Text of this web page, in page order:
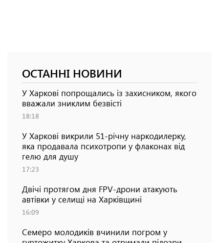
ОСТАННІ НОВИНИ
У Харкові попрощались із захисником, якого
вважали зниклим безвісті
18:18
У Харкові викрили 51-річну наркодилерку,
яка продавала психотропи у флаконах від
гелю для душу
17:23
Двічі протягом дня FPV-дрони атакують
автівки у селищі на Харківщині
16:09
Семеро молодиків вчинили погром у